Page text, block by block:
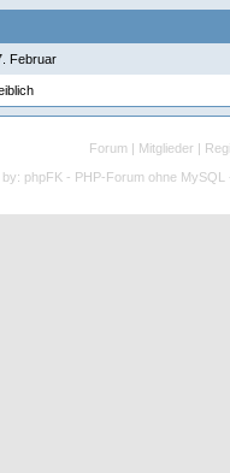
Februar
Forum | Mitglieder |
by: phpFK - PHP-Forum ohne MySQL